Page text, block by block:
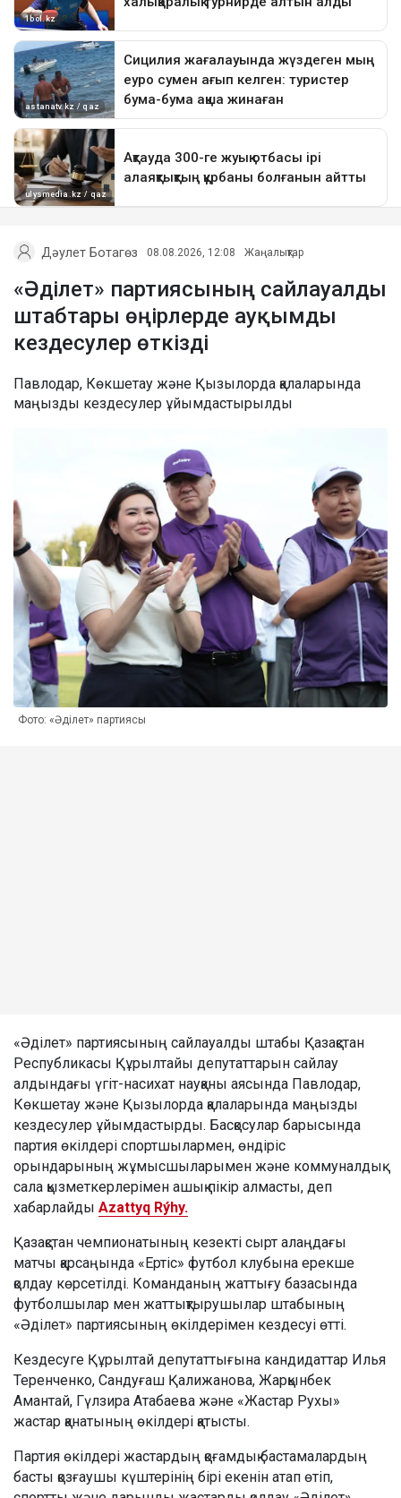
Дәулет Ботагөз 08.08.2026, 12:08 Жаңалықтар
«Әділет» партиясының сайлауалды
штабтары өңірлерде ауқымды
кездесулер өткізді
Павлодар, Көкшетау және Қызылорда қалаларында
маңызды кездесулер ұйымдастырылды
Фото: «Әділет» партиясы
«Әділет» партиясының сайлауалды штабы Қазақстан
Республикасы Құрылтайы депутаттарын сайлау
алдындағы үгіт-насихат науқаны аясында Павлодар,
Көкшетау және Қызылорда қалаларында маңызды
кездесулер ұйымдастырды. Басқосулар барысында
партия өкілдері спортшылармен, өндіріс
орындарының жұмысшыларымен және коммуналдық
сала қызметкерлерімен ашық пікір алмасты, деп
хабарлайды Azattyq Rýhy.
Қазақстан чемпионатының кезекті сырт алаңдағы
матчы қарсаңында «Ертіс» футбол клубына ерекше
қолдау көрсетілді. Команданың жаттығу базасында
футболшылар мен жаттықтырушылар штабының
«Әділет» партиясының өкілдерімен кездесуі өтті.
Кездесуге Құрылтай депутаттығына кандидаттар Илья
Теренченко, Сандуғаш Қалижанова, Жарқынбек
Амантай, Гүлзира Атабаева және «Жастар Рухы»
жастар қанатының өкілдері қатысты.
Партия өкілдері жастардың қоғамдық бастамалардың
басты қозғаушы күштерінің бірі екенін атап өтіп,